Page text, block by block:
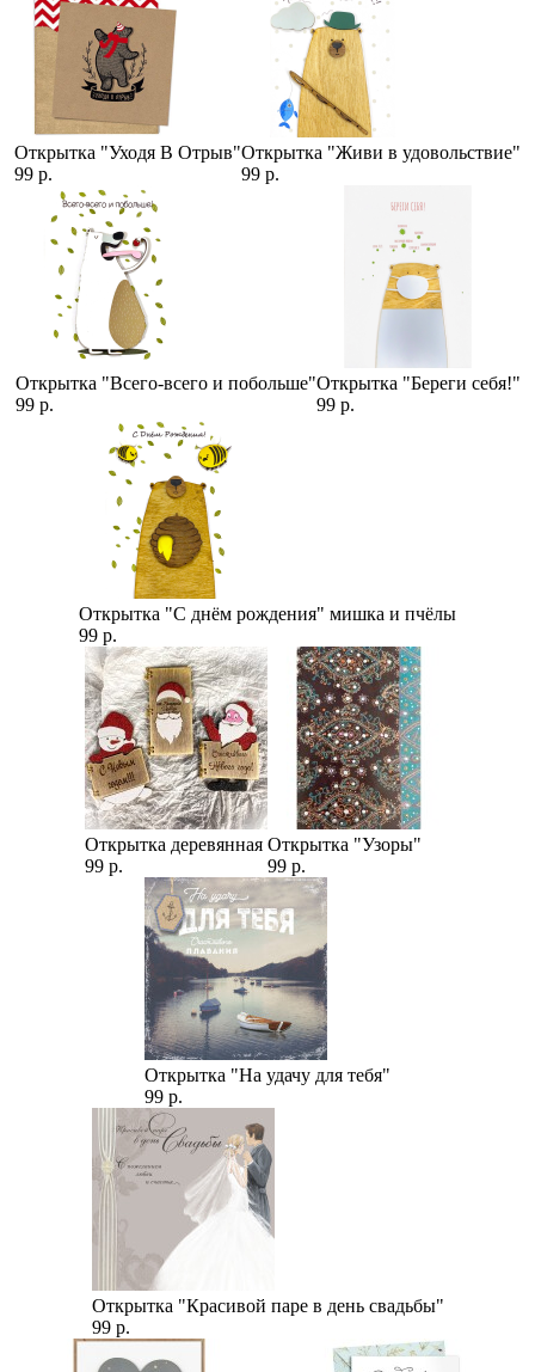
Открытка "Уходя В Отрыв"
99 р.
Открытка "Живи в удовольствие"
99 р.
Открытка "Всего-всего и побольше"
99 р.
Открытка "Береги себя!"
99 р.
Открытка "С днём рождения" мишка и пчёлы
99 р.
Открытка деревянная
99 р.
Открытка "Узоры"
99 р.
Открытка "На удачу для тебя"
99 р.
Открытка "Красивой паре в день свадьбы"
99 р.